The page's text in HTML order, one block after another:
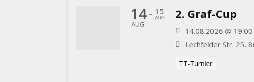
14
AUG.
- 15
AUG. 2. Graf-Cup
14.08.2026 @
Lechfelder Str. 25,
TT-Turnier